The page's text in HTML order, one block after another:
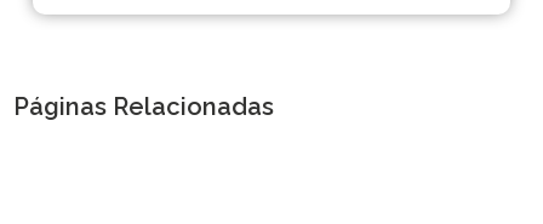
Páginas Relacionadas